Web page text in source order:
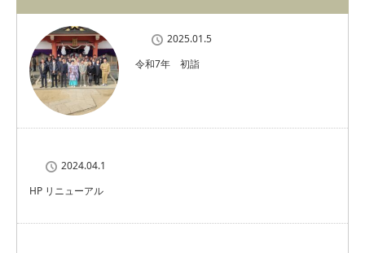
2025.01.5
令和7年 初詣
2024.04.1
HP リニューアル